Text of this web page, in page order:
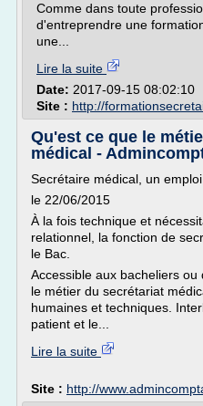
Comme dans toute
d'entreprendre une
une...
Lire la suite
Date: 2017-09-15 08:02:10
Site : http://
Qu'est ce que le
médical -
Secrétaire médical, un
le 22/06/2015
À la fois technique et
relationnel, la fonction de
le Bac.
Accessible aux bacheliers ou
le métier du secrétariat
humaines et techniques.
patient et le...
Lire la suite
Site : http://